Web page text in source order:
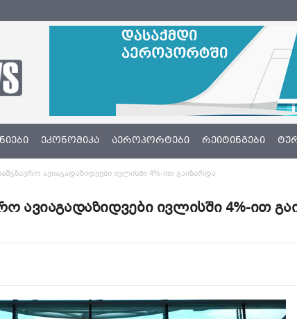
ᲔᲙᲝᲜᲝᲛᲘᲙᲐ ᲐᲔᲠᲝᲞᲝᲠᲢᲔᲑᲘ ᲠᲔᲘᲢᲘᲜᲒᲔᲑᲘ
ავიაგადაზიდვები ივლისში 4%-ით გაიზარდა
ავიაგადაზიდვები ივლისში 4%-ით